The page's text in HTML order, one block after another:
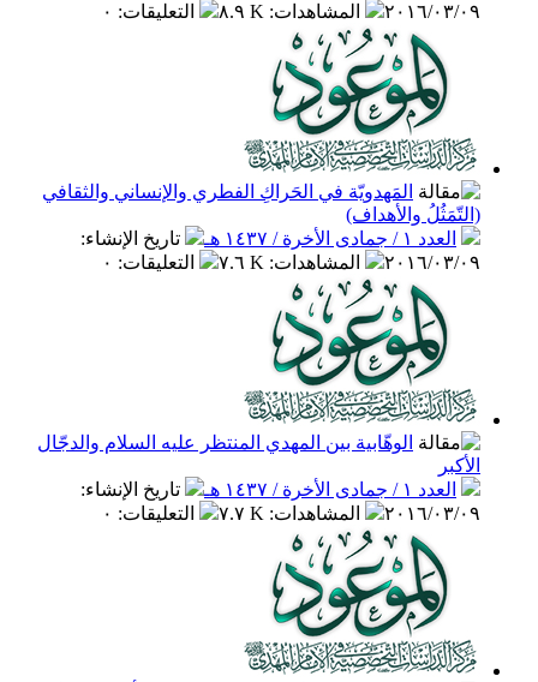
٢٠١٦/٠٣/٠٩
المشاهدات: ٨.٩ K التعليقات: ٠
المَهدويّة في الحَراكِ الفطري والإنساني والثقافي
(التّمَثُلُ والأهداف)
العدد ١ / جمادى الأخرة / ١٤٣٧ هـ
تاريخ الإنشاء:
٢٠١٦/٠٣/٠٩
المشاهدات: ٧.٦ K التعليقات: ٠
الوهّابية بين المهدي المنتظر عليه السلام والدجّال
الأكبر
العدد ١ / جمادى الأخرة / ١٤٣٧ هـ
تاريخ الإنشاء:
٢٠١٦/٠٣/٠٩
المشاهدات: ٧.٧ K التعليقات: ٠